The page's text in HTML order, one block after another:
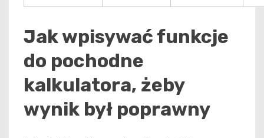
Jak wpisywać funkcje
do pochodne
kalkulatora, żeby
wynik był poprawny